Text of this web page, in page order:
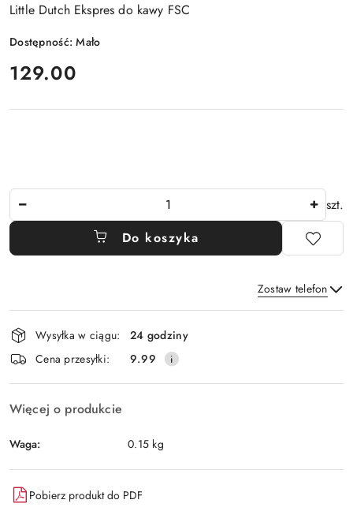
Little Dutch Ekspres do kawy FSC
Dostępność:Mało
cena:
129.00
szt.
Do koszyka
Zostaw telefon
Wyślij
Dostępność
i
dostawa
Wysyłka w ciągu:
24 godziny
Cena przesyłki:
9.99
Więcej o produkcie
Waga: 0.15 kg
Pobierz produkt do PDF